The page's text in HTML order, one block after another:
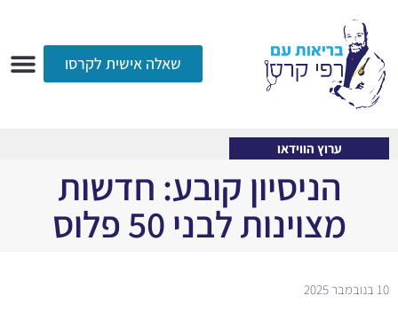
שאלה אישית לקרסו
ערוץ הווידאו
הניסיון קובע: חדשות
מצוינות לבני 50 פלוס
10 בנובמבר 2025